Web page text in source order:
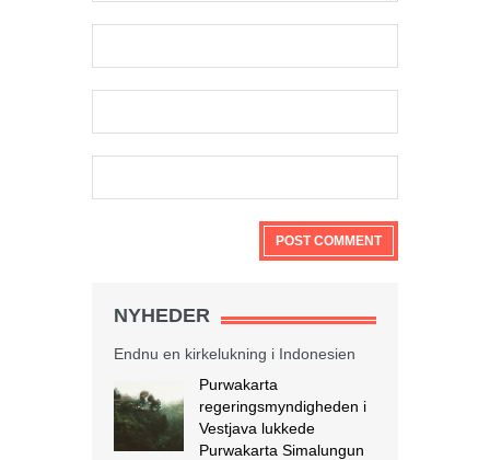
NYHEDER
Endnu en kirkelukning i Indonesien
Purwakarta
regeringsmyndigheden i
Vestjava lukkede
Purwakarta Simalungun